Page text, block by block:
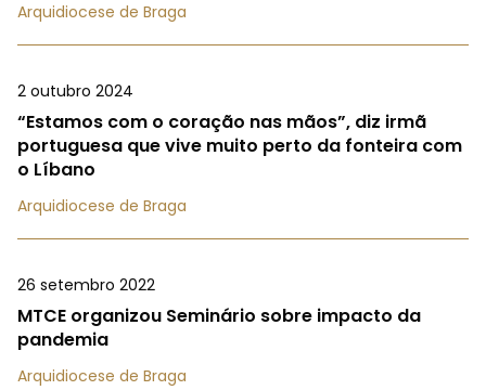
Arquidiocese de Braga
2 outubro 2024
“Estamos com o coração nas mãos”, diz irmã
portuguesa que vive muito perto da fonteira com
o Líbano
Arquidiocese de Braga
26 setembro 2022
MTCE organizou Seminário sobre impacto da
pandemia
Arquidiocese de Braga